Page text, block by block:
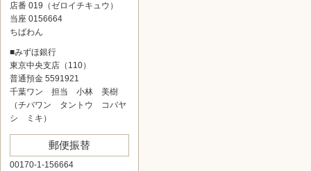
店番 019（ゼロイチキュウ）
当座 0156664
ちばわん
■みずほ銀行
東京中央支店（110）
普通預金 5591921
千葉ワン 担当 小林 美樹
（チバワン タントウ コバヤ
シ ミキ）
郵便振替
00170-1-156664